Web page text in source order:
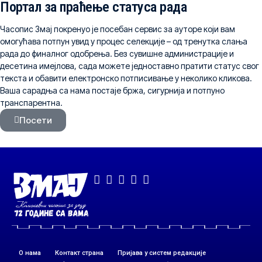
Портал за праћење статуса рада
Часопис Змај покренуо је посебан сервис за ауторе који вам
омогућава потпун увид у процес селекције – од тренутка слања
рада до финалног одобрења. Без сувишне администрације и
десетина имејлова, сада можете једноставно пратити статус свог
текста и обавити електронско потписивање у неколико кликова.
Ваша сарадња са нама постаје бржа, сигурнија и потпуно
транспарентна.
Посети
О нама Контакт страна
Пријава у систем редакције